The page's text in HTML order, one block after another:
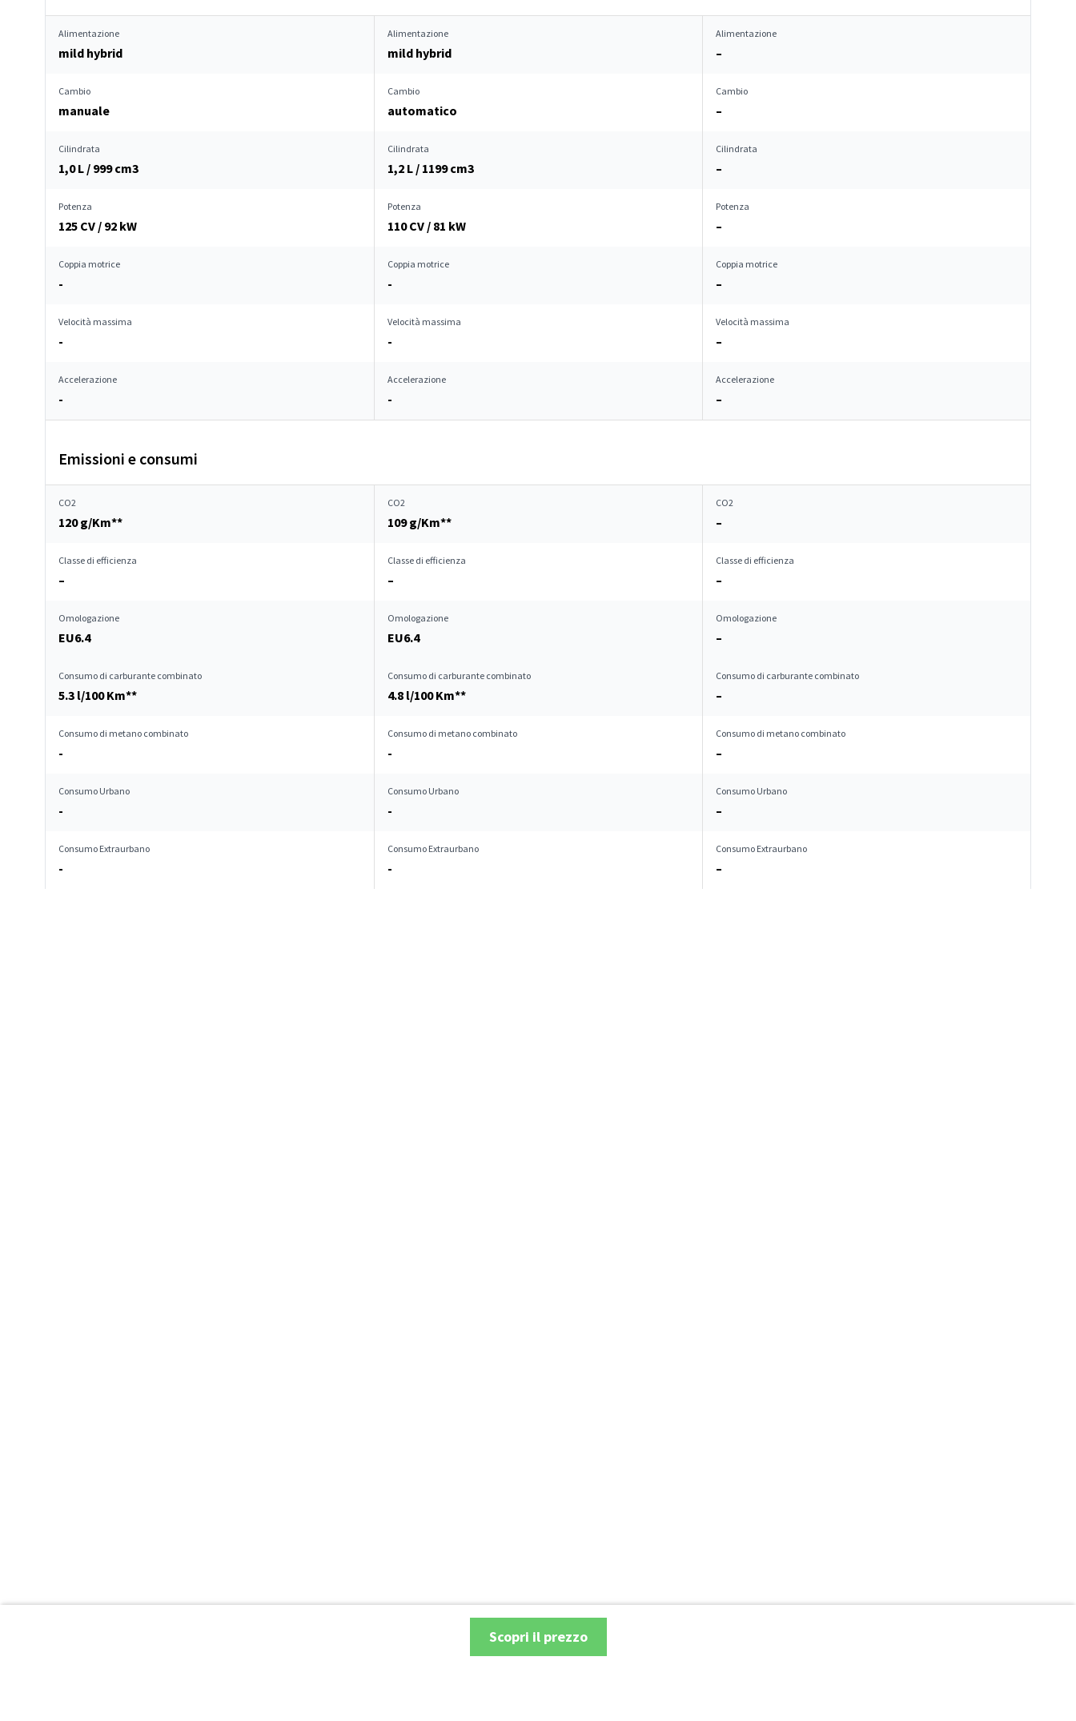
Alimentazione
mild hybrid
Alimentazione
mild hybrid
Alimentazione
–
Cambio
manuale
Cambio
automatico
Cambio
–
Cilindrata
1,0 L / 999 cm3
Cilindrata
1,2 L / 1199 cm3
Cilindrata
–
Potenza
125 CV / 92 kW
Potenza
110 CV / 81 kW
Potenza
–
Coppia motrice
-
Coppia motrice
-
Coppia motrice
–
Velocità massima
-
Velocità massima
-
Velocità massima
–
Accelerazione
-
Accelerazione
-
Accelerazione
–
Emissioni e consumi
CO2
120 g/Km**
CO2
109 g/Km**
CO2
–
Classe di efficienza
–
Classe di efficienza
–
Classe di efficienza
–
Omologazione
EU6.4
Omologazione
EU6.4
Omologazione
–
Consumo di carburante combinato
5.3 l/100 Km**
Consumo di carburante combinato
4.8 l/100 Km**
Consumo di carburante combinato
–
Consumo di metano combinato
-
Consumo di metano combinato
-
Consumo di metano combinato
–
Consumo Urbano
-
Consumo Urbano
-
Consumo Urbano
–
Consumo Extraurbano
-
Consumo Extraurbano
-
Consumo Extraurbano
–
Scopri il prezzo